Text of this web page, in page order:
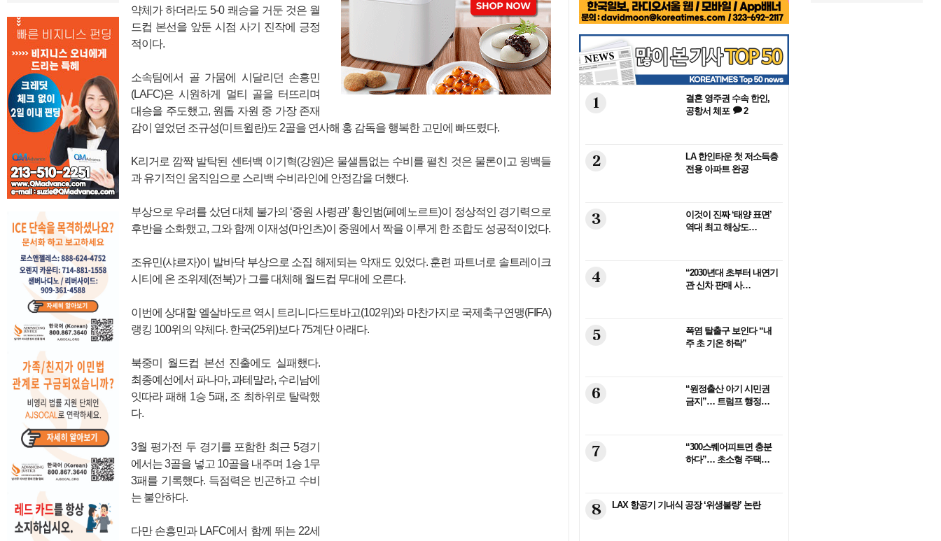
약체가 하더라도 5-0 쾌승을 거둔 것은 월
드컵 본선을 앞둔 시점 사기 진작에 긍정
적이다.
소속팀에서 골 가뭄에 시달리던 손흥민
(LAFC)은 시원하게 멀티 골을 터뜨리며
대승을 주도했고, 원톱 자원 중 가장 존재
감이 옅었던 조규성(미트윌란)도 2골을 연사해 홍 감독을 행복한 고민에 빠뜨렸다.
K리거로 깜짝 발탁된 센터백 이기혁(강원)은 물샐틈없는 수비를 펼친 것은 물론이고 윙백들
과 유기적인 움직임으로 스리백 수비라인에 안정감을 더했다.
부상으로 우려를 샀던 대체 불가의 ‘중원 사령관’ 황인범(페예노르트)이 정상적인 경기력으로
후반을 소화했고, 그와 함께 이재성(마인츠)이 중원에서 짝을 이루게 한 조합도 성공적이었다.
조유민(샤르자)이 발바닥 부상으로 소집 해제되는 악재도 있었다. 훈련 파트너로 솔트레이크
시티에 온 조위제(전북)가 그를 대체해 월드컵 무대에 오른다.
이번에 상대할 엘살바도르 역시 트리니다드토바고(102위)와 마찬가지로 국제축구연맹(FIFA)
랭킹 100위의 약체다. 한국(25위)보다 75계단 아래다.
북중미 월드컵 본선 진출에도 실패했다.
최종예선에서 파나마, 과테말라, 수리남에
잇따라 패해 1승 5패, 조 최하위로 탈락했
다.
3월 평가전 두 경기를 포함한 최근 5경기
에서는 3골을 넣고 10골을 내주며 1승 1무
3패를 기록했다. 득점력은 빈곤하고 수비
는 불안하다.
다만 손흥민과 LAFC에서 함께 뛰는 22세
1
결혼 영주권 수속 한인,
공항서 체포
2
2
LA 한인타운 첫 저소득층
전용 아파트 완공
3
이것이 진짜 ‘태양 표면’
역대 최고 해상도…
4
“2030년대 초부터 내연기
관 신차 판매 사…
5
폭염 탈출구 보인다 “내
주 초 기온 하락”
6
“원정출산 아기 시민권
금지”… 트럼프 행정…
7
“300스퀘어피트면 충분
하다”… 초소형 주택…
8 LAX 항공기 기내식 공장 ‘위생불량’ 논란